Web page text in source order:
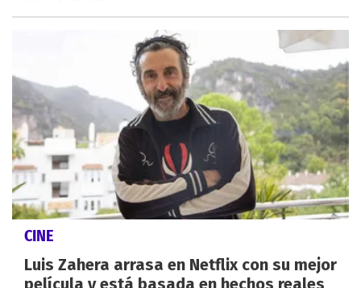
CINE
Luis Zahera arrasa en Netflix con su mejor
película y está basada en hechos reales